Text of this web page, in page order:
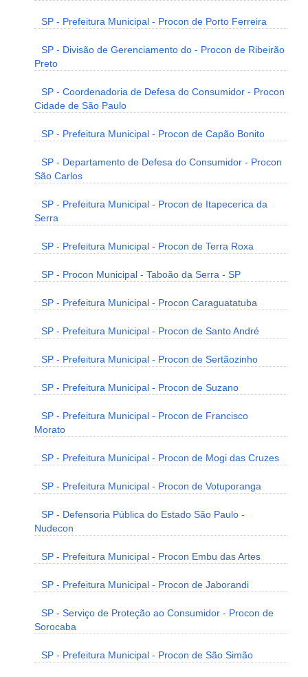
SP - Prefeitura Municipal - Procon de Porto Ferreira
SP - Divisão de Gerenciamento do - Procon de Ribeirão
Preto
SP - Coordenadoria de Defesa do Consumidor - Procon
Cidade de São Paulo
SP - Prefeitura Municipal - Procon de Capão Bonito
SP - Departamento de Defesa do Consumidor - Procon
São Carlos
SP - Prefeitura Municipal - Procon de Itapecerica da
Serra
SP - Prefeitura Municipal - Procon de Terra Roxa
SP - Procon Municipal - Taboão da Serra - SP
SP - Prefeitura Municipal - Procon Caraguatatuba
SP - Prefeitura Municipal - Procon de Santo André
SP - Prefeitura Municipal - Procon de Sertãozinho
SP - Prefeitura Municipal - Procon de Suzano
SP - Prefeitura Municipal - Procon de Francisco
Morato
SP - Prefeitura Municipal - Procon de Mogi das Cruzes
SP - Prefeitura Municipal - Procon de Votuporanga
SP - Defensoria Pública do Estado São Paulo -
Nudecon
SP - Prefeitura Municipal - Procon Embu das Artes
SP - Prefeitura Municipal - Procon de Jaborandi
SP - Serviço de Proteção ao Consumidor - Procon de
Sorocaba
SP - Prefeitura Municipal - Procon de São Simão